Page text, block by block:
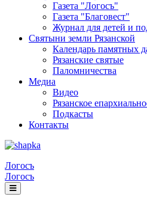
Газета "Логосъ"
Газета "Благовест"
Журнал для детей и
Святыни земли Рязанской
Календарь памятных
Рязанские святые
Паломничества
Медиа
Видео
Рязанское
Подкасты
Контакты
Логосъ
Логосъ